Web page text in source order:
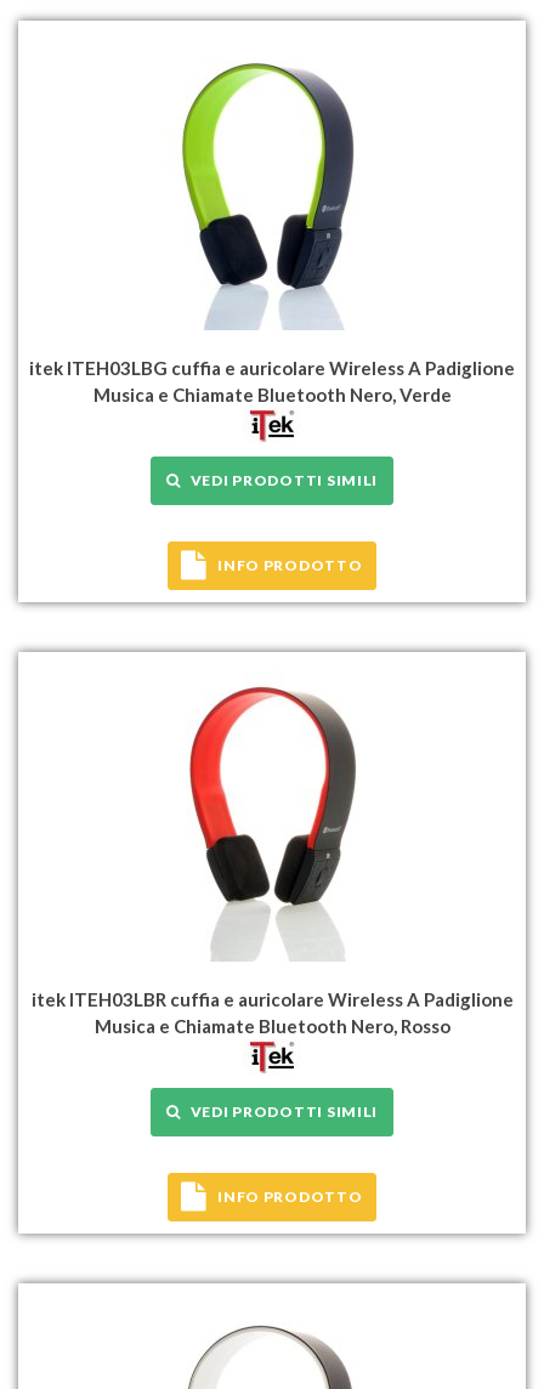
itek ITEH03LBG cuffia e auricolare Wireless A Padiglione
Musica e Chiamate Bluetooth Nero, Verde
VEDI PRODOTTI SIMILI
INFO PRODOTTO
itek ITEH03LBR cuffia e auricolare Wireless A Padiglione
Musica e Chiamate Bluetooth Nero, Rosso
VEDI PRODOTTI SIMILI
INFO PRODOTTO